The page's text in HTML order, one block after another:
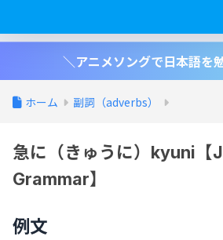
＼アニメソングで日本語を
ホーム 副詞（adverbs）
急に（きゅうに）kyuni【
Grammar】
例文